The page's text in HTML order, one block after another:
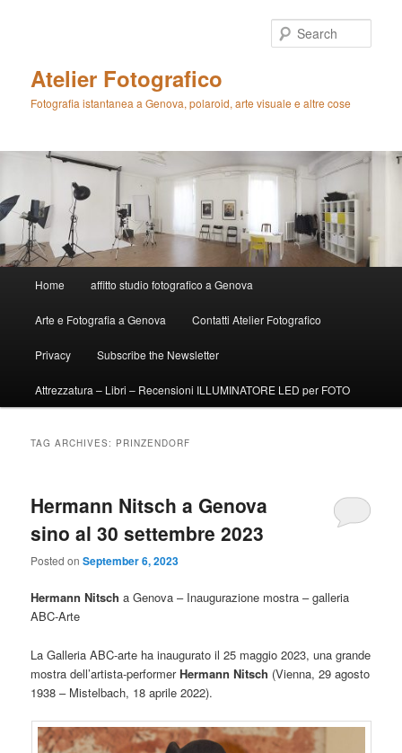
Atelier Fotografico
Fotografia istantanea a Genova, polaroid, arte visuale e altre cose
Home affitto studio fotografico a Genova
Arte e Fotografia a Genova Contatti Atelier Fotografico
Privacy Subscribe the Newsletter
Attrezzatura – Libri – Recensioni ILLUMINATORE LED per FOTO
TAG ARCHIVES: PRINZENDORF
Hermann Nitsch a Genova
sino al 30 settembre 2023
Posted onSeptember 6, 2023
Hermann Nitsch a Genova – Inaugurazione mostra – galleria
ABC-Arte
La Galleria ABC-arte ha inaugurato il 25 maggio 2023, una grande
mostra dell’artista-performerHermann Nitsch (Vienna, 29 agosto
1938 – Mistelbach, 18 aprile 2022).